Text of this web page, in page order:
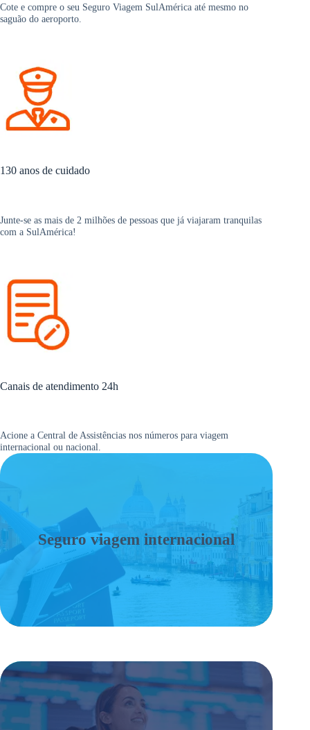
Cote e compre o seu Seguro Viagem SulAmérica até mesmo no
saguão do aeroporto.
130 anos de cuidado
Junte-se as mais de 2 milhões de pessoas que já viajaram tranquilas
com a SulAmérica!
Canais de atendimento 24h
Acione a Central de Assistências nos números para viagem
internacional ou nacional.
Seguro viagem internacional